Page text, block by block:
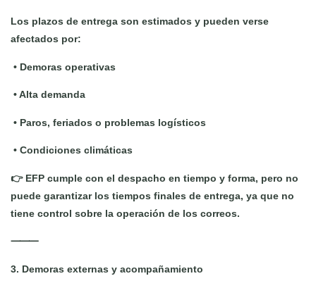
Los plazos de entrega son estimados y pueden verse
afectados por:
• Demoras operativas
•Alta demanda
• Paros, feriados o problemas logísticos
• Condiciones climáticas
👉 EFP cumple con el despacho en tiempo y forma, pero no
puede garantizar los tiempos finales de entrega, ya que no
tiene control sobre la operación de los correos.
⸻
3. Demoras externas y acompañamiento